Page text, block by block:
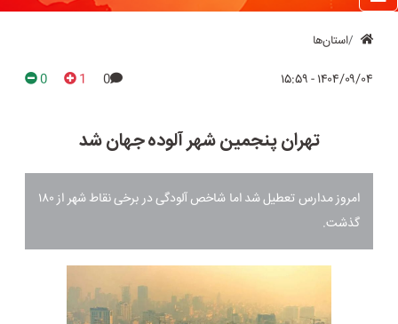
استان‌ها
۱۴۰۴/۰۹/۰۴ - ۱۵:۵۹ 0
1
0
تهران پنجمین شهر آلوده جهان شد
امروز مدارس تعطیل شد اما شاخص آلودگی در برخی نقاط شهر از ۱۸۰
گذشت.